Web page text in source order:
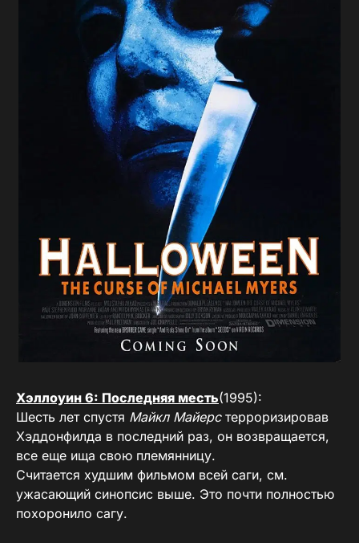
Хэллоуин 6: Последняя месть(1995):
Шесть лет спустя Майкл Майерс терроризировав
Хэддонфилда в последний раз, он возвращается,
все еще ища свою племянницу.
Считается худшим фильмом всей саги, см.
ужасающий синопсис выше. Это почти полностью
похоронило сагу.